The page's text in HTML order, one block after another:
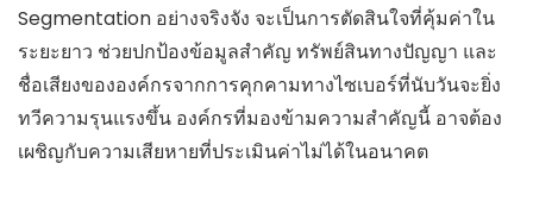
Segmentation อย่างจริงจัง จะเป็นการตัดสินใจที่คุ้มค่าใน
ระยะยาว ช่วยปกป้องข้อมูลสำคัญ ทรัพย์สินทางปัญญา และ
ชื่อเสียงขององค์กรจากการคุกคามทางไซเบอร์ที่นับวันจะยิ่ง
ทวีความรุนแรงขึ้น องค์กรที่มองข้ามความสำคัญนี้ อาจต้อง
เผชิญกับความเสียหายที่ประเมินค่าไม่ได้ในอนาคต